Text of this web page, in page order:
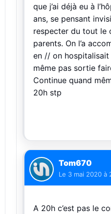
que j’ai déjà eu à
ans, se pensant
respecter du tout le
parents. On l’a
en // on hospitalisait
même pas sortie
Continue quand
20h stp
Tom670
Le 3 mai 2020 à
A 20h c’est pas le